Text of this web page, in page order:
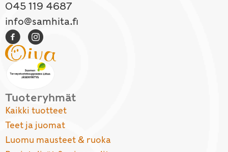
045 119 4687
info@samhita.fi
Tuoteryhmät
Kaikki tuotteet
Teet ja juomat
Luomu mausteet & ruoka